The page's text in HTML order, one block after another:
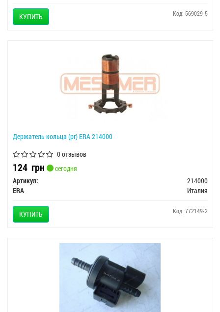
КУПИТЬ Код: 569029-5
Держатель кольца (pr) ERA 214000
0 отзывов
124 грн
сегодня
Артикул:
214000
ERA
Италия
КУПИТЬ Код: 772149-2